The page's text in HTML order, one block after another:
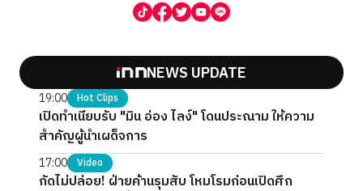
NEWS UPDATE
19:00 Hot Clips
เปิดทำเนียบรับ "มิน อ่อง ไลง์" โดนประณาม ให้ความ
สำคัญผู้นำเผด็จการ
17:00 Video
กัดไม่ปล่อย! ฝ่ายค้านรุมสับ โหมโรมก่อนเปิดศึก